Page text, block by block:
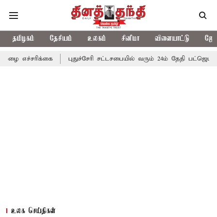
தமிழகம் தேசியம் உலகம் சினிமா விளையாட்டு
புதுச்சேரி சட்டசபையில் வரும் 24ம் தேதி பட்ஜெட் தாக்கல்
உலக செய்திகள்